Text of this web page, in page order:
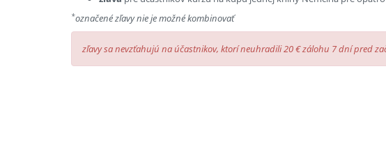
*označené zľavy nie je možné kombinovať
zľavy sa nevzťahujú na účastnikov, ktorí neuhradili 20 € zálohu 7 dní pred